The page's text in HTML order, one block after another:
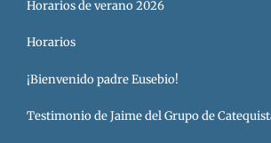
Horarios de verano 2026
Horarios
¡Bienvenido padre Eusebio!
Testimonio de Jaime del Grupo de